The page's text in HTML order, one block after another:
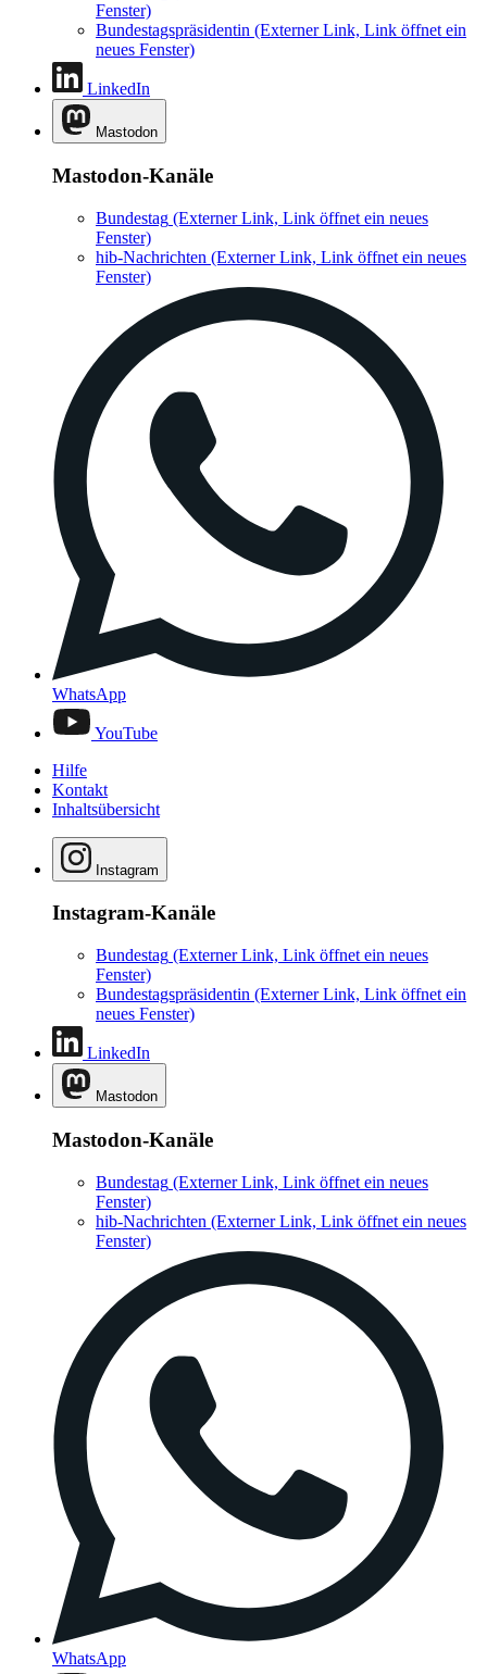
Fenster)
Bundestagspräsidentin (Externer Link, Link öffnet ein
neues Fenster)
LinkedIn
Mastodon
Mastodon-Kanäle
Bundestag (Externer Link, Link öffnet ein neues
Fenster)
hib-Nachrichten (Externer Link, Link öffnet ein neues
Fenster)
WhatsApp
YouTube
Hilfe
Kontakt
Inhaltsübersicht
Instagram
Instagram-Kanäle
Bundestag (Externer Link, Link öffnet ein neues
Fenster)
Bundestagspräsidentin (Externer Link, Link öffnet ein
neues Fenster)
LinkedIn
Mastodon
Mastodon-Kanäle
Bundestag (Externer Link, Link öffnet ein neues
Fenster)
hib-Nachrichten (Externer Link, Link öffnet ein neues
Fenster)
WhatsApp